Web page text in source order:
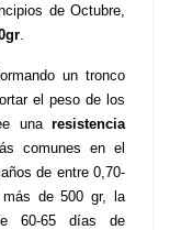
de Octubre,
un tronco
el peso de los
una
comunes en el
de entre 0,70-
de 500 gr, la
60-65 días de